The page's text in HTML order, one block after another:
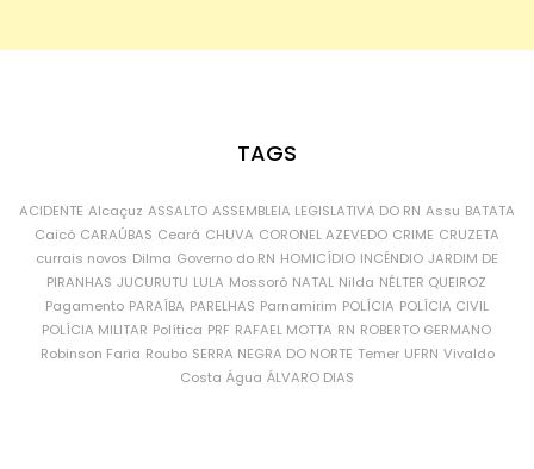
TAGS
ACIDENTE Alcaçuz ASSALTO ASSEMBLEIA LEGISLATIVA DO RN Assu BATATA
Caicó CARAÚBAS Ceará CHUVA CORONEL AZEVEDO CRIME CRUZETA
currais novos Dilma Governo do RN HOMICÍDIO INCÊNDIO JARDIM DE
PIRANHAS JUCURUTU LULA Mossoró NATAL Nilda NÉLTER QUEIROZ
Pagamento PARAÍBA PARELHAS Parnamirim POLÍCIA POLÍCIA CIVIL
POLÍCIA MILITAR Política PRF RAFAEL MOTTA RN ROBERTO GERMANO
Robinson Faria Roubo SERRA NEGRA DO NORTE Temer UFRN Vivaldo
Costa Água ÁLVARO DIAS